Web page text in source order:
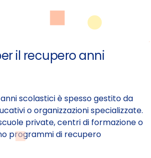
il recupero anni
scolastici è spesso gestito da
o organizzazioni specializzate.
private, centri di formazione o
programmi di recupero